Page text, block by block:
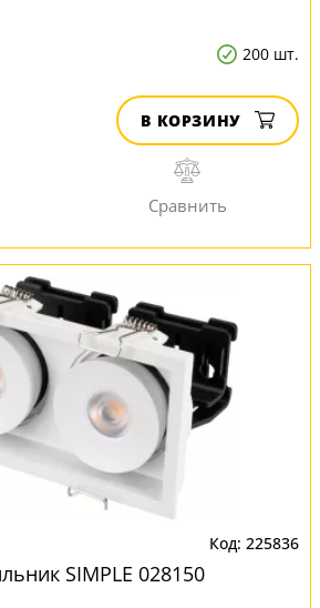
200 шт.
В КОРЗИНУ
225836
SIMPLE 028150